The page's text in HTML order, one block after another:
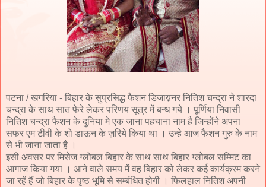
पटना / खगरिया - बिहार के सुप्रसिद्ध फैशन डिजाय़नर नितिश चन्द्रा ने शारदा
चन्द्रा के साथ सात फेरे लेकर परिणय सूत्र में बन्ध गये । पूर्णिया निवासी
नितिश चन्द्रा फैशन के दुनिया मे एक जाना पहचाना नाम है जिन्होंने अपना
सफर एम टीवी के शो डाऊन के ज़रिये किया था । उन्हे आज फैशन गुरु के नाम
से भी जाना जाता है ।
इसी अवसर पर मिसेज ग्लोबल बिहार के साथ साथ बिहार ग्लोबल सम्मिट का
आगाज किया गया । आने वाले समय में वह बिहार को लेकर कई कार्यक्रम करने
जा रहें हैं जो बिहार के पृष्ठ भूमि से सम्बंधित होगी । फिलहाल नितिश अपनी